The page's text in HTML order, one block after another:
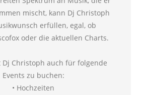
mischt, kann Dj Christoph
erfüllen, egal, ob
oder die aktuellen Charts.
Dj Christoph auch für folgende
Events zu buchen:
• Hochzeiten